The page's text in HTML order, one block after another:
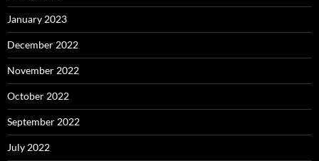
January 2023
December 2022
November 2022
October 2022
September 2022
July 2022